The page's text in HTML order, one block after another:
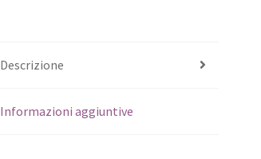
Descrizione
Informazioni aggiuntive